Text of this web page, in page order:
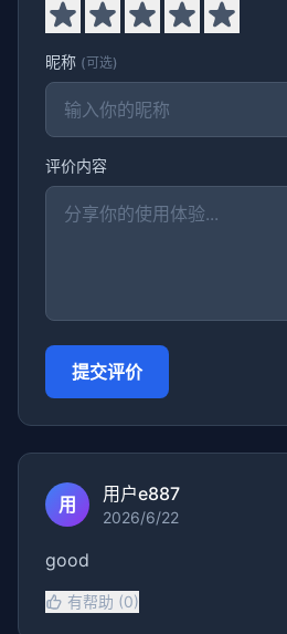
昵称 (可选)
评价内容
提交评价
用 用户e887
2026/6/22
good
有帮助 (0)